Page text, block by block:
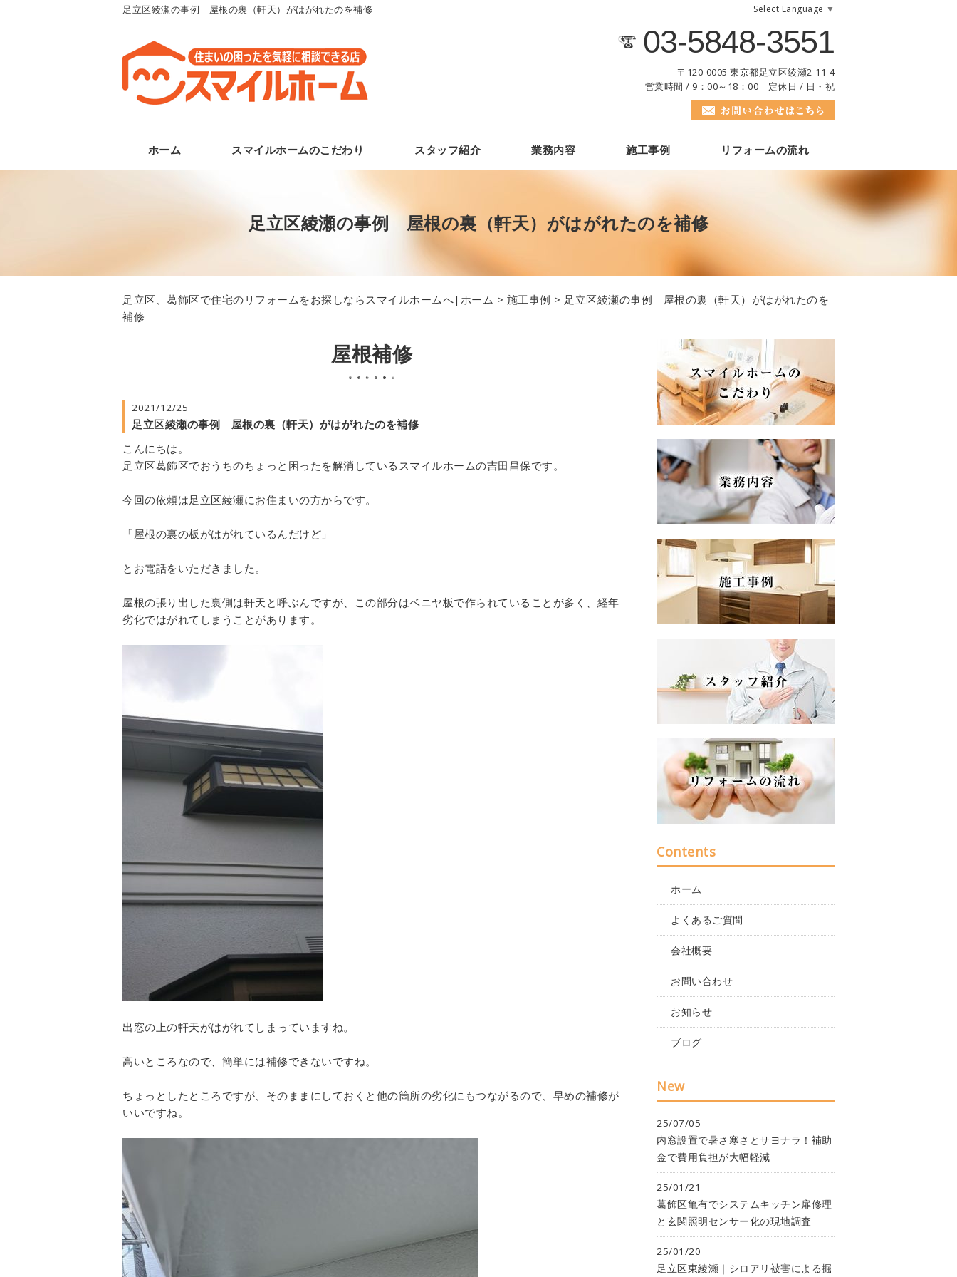
足立区綾瀬の事例 屋根の裏（軒天）がはがれたのを補修 Select Language ▼
03-5848-3551
〒120-0005 東京都足立区綾瀬2-11-4
営業時間 / 9：00～18：00 定休日 / 日・祝
ホーム スマイルホームのこだわり スタッフ紹介 業務内容 施工事例 リフォームの流れ
足立区綾瀬の事例 屋根の裏（軒天）がはがれたのを補修
足立区、葛飾区で住宅のリフォームをお探しならスマイルホームへ|ホーム > 施工事例 > 足立区綾瀬の事例 屋根の裏（軒天）がはがれたのを
補修
屋根補修
2021/12/25
足立区綾瀬の事例 屋根の裏（軒天）がはがれたのを補修
こんにちは。
足立区葛飾区でおうちのちょっと困ったを解消しているスマイルホームの吉田昌保です。
今回の依頼は足立区綾瀬にお住まいの方からです。
「屋根の裏の板がはがれているんだけど」
とお電話をいただきました。
屋根の張り出した裏側は軒天と呼ぶんですが、この部分はベニヤ板で作られていることが多く、経年
劣化ではがれてしまうことがあります。
出窓の上の軒天がはがれてしまっていますね。
高いところなので、簡単には補修できないですね。
ちょっとしたところですが、そのままにしておくと他の箇所の劣化にもつながるので、早めの補修が
いいですね。
Contents
ホーム
よくあるご質問
会社概要
お問い合わせ
お知らせ
ブログ
New
25/07/05
内窓設置で暑さ寒さとサヨナラ！補助
金で費用負担が大幅軽減
25/01/21
葛飾区亀有でシステムキッチン扉修理
と玄関照明センサー化の現地調査
25/01/20
足立区東綾瀬｜シロアリ被害による掘